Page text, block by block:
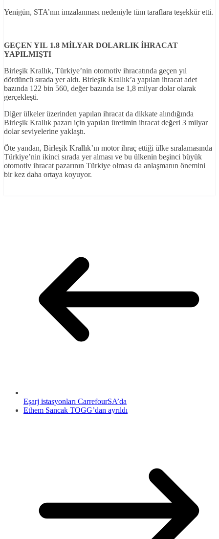
Yenigün, STA’nın imzalanması nedeniyle tüm taraflara teşekkür etti.
GEÇEN YIL 1.8 MİLYAR DOLARLIK İHRACAT
YAPILMIŞTI
Birleşik Krallık, Türkiye’nin otomotiv ihracatında geçen yıl
dördüncü sırada yer aldı. Birleşik Krallık’a yapılan ihracat adet
bazında 122 bin 560, değer bazında ise 1,8 milyar dolar olarak
gerçekleşti.
Diğer ülkeler üzerinden yapılan ihracat da dikkate alındığında
Birleşik Krallık pazarı için yapılan üretimin ihracat değeri 3 milyar
dolar seviyelerine yaklaştı.
Öte yandan, Birleşik Krallık’ın motor ihraç ettiği ülke sıralamasında
Türkiye’nin ikinci sırada yer alması ve bu ülkenin beşinci büyük
otomotiv ihracat pazarının Türkiye olması da anlaşmanın önemini
bir kez daha ortaya koyuyor.
Eşarj istasyonları CarrefourSA’da
Ethem Sancak TOGG’dan ayrıldı